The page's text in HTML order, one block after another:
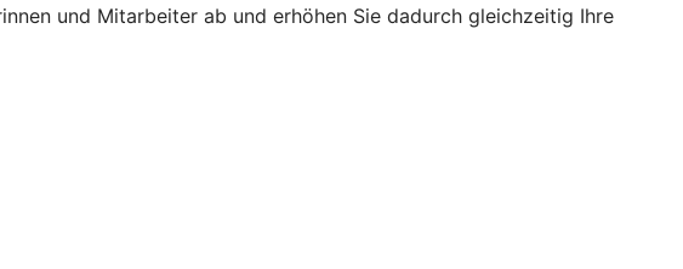
und Mitarbeiter ab und erhöhen Sie dadurch gleichzeitig Ihre